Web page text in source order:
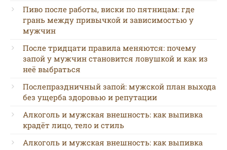
Пиво после работы, виски по пятницам: где
грань между привычкой и зависимостью у
мужчин
После тридцати правила меняются: почему
запой у мужчин становится ловушкой и как из
неё выбраться
Послепраздничный запой: мужской план выхода
без ущерба здоровью и репутации
Алкоголь и мужская внешность: как выпивка
крадёт лицо, тело и стиль
Алкоголь и мужская внешность: как выпивка